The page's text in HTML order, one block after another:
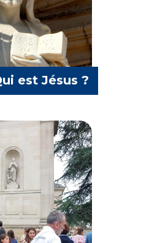
Nouwavi
est Jésus ?
Laurence